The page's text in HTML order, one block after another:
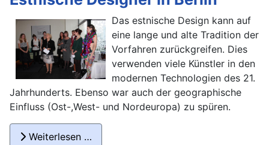
Das estnische Design kann auf
eine lange und alte Tradition der
Vorfahren zurückgreifen. Dies
verwenden viele Künstler in den
modernen Technologien des 21.
Jahrhunderts. Ebenso war auch der geographische
Einfluss (Ost-,West- und Nordeuropa) zu spüren.
Weiterlesen …